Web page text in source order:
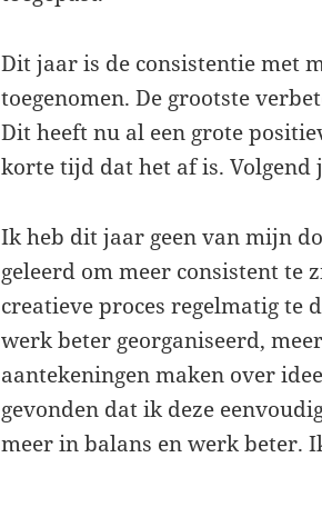
Dit jaar is de consistentie met
toegenomen. De grootste
Dit heeft nu al een grote
korte tijd dat het af is.
Ik heb dit jaar geen van mijn
geleerd om meer consistent te
creatieve proces regelmatig te
werk beter georganiseerd,
aantekeningen maken over
gevonden dat ik deze
meer in balans en werk beter.